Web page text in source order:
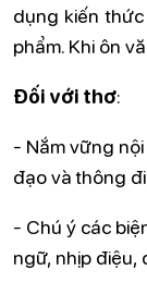
dụng kiến
phẩm. Khi ôn
Đối với thơ:
- Nắm vững
đạo và thông
- Chú ý các
ngữ, nhịp điệu,